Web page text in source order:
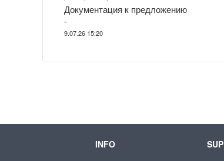
Документация к предложению
-
9.07.26 15:20
INFO